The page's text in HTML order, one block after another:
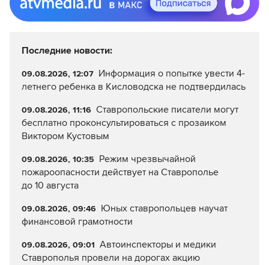
Последние новости:
09.08.2026, 12:07 Информация о попытке увести 4-
летнего ребенка в Кисловодска не подтвердилась
09.08.2026, 11:16 Ставропольские писатели могут
бесплатно проконсультироваться с прозаиком
Виктором Кустовым
09.08.2026, 10:35 Режим чрезвычайной
пожароопасности действует на Ставрополье
до 10 августа
09.08.2026, 09:46 Юных ставропольцев научат
финансовой грамотности
09.08.2026, 09:01 Автоинспекторы и медики
Ставрополья провели на дорогах акцию